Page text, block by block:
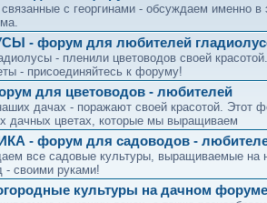
с георгинами - обсуждаем именно в
- форум для любителей
- пленили цветоводов своей
- присоединяйтесь к форуму!
для цветоводов - любителей
дачах - поражают своей красотой. Этот
дачных цветах, которые мы выращиваем
- форум для садоводов -
все садовые культуры, выращиваемые на
- своими руками!
культуры на дачном форуме